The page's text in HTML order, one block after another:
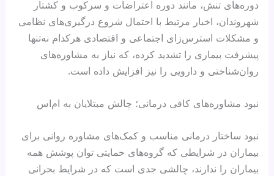
دوره‌های تنش، مانند دوره اعتراضات و سرکوب و کشتار
شهروندان، اخبار مرتبط با احتمال شروع درگیری‌های نظامی
و مشکلات استرس‌زای اجتماعی و اقتصادی هرکدام نه‌تنها
پیشرفت بیماری را تشدید کرده، که نیاز به مشاوره‌های
روان‌شناختی و دارویی را نیز افزایش داده است.
نبود مشاوره‌های کافی درمانی؛ چالش مبتلایان به ام‌اس
نبود ساختار درمانی مناسب و کمک‌های مشاوره روانی برای
بیماران در شرایطی که گروه‌های حمایتی توان پوشش همه
بیماران را ندارند، چالشی جدی است که در شرایط بحرانی